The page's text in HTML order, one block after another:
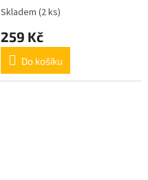
Skladem (2 ks)
259 Kč
Do košíku